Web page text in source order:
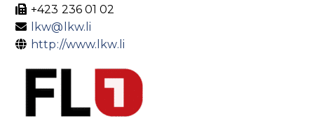
+423 236 01 02
lkw@lkw.li
http://www.lkw.li